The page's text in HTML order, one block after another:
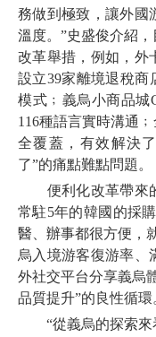
務做到極致，讓外國
溫度。”史盛俊介紹
改革舉措，例如，外
設立39家離境退稅商
模式﹔義烏小商品城
116種語言實時溝通
全覆蓋，有效解決
了”的痛點難點問題。
便利化改革帶來的
常駐5年的韓國的採
醫、辦事都很方便，
烏入境游客復游率、
外社交平台分享義烏
品質提升”的良性循環
“從義烏的探索來